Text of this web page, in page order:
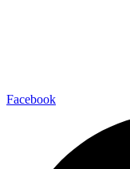
Facebook